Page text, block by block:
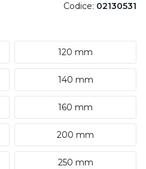
Codice: 02130531
120 mm
140 mm
160 mm
200 mm
250 mm